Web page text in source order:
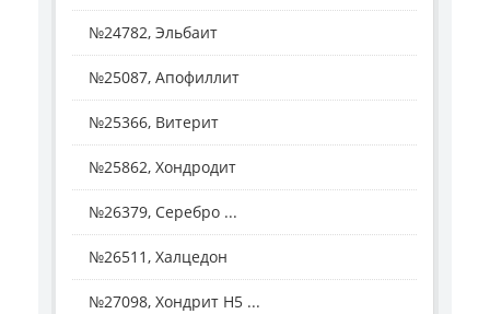
№24782, Эльбаит
№25087, Апофиллит
№25366, Витерит
№25862, Хондродит
№26379, Серебро ...
№26511, Халцедон
№27098, Хондрит H5 ...